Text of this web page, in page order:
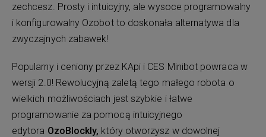
zechcesz. Prosty i intuicyjny, ale wysoce programowalny
i konfigurowalny Ozobot to doskonała alternatywa dla
zwyczajnych zabawek!
Popularny i ceniony przez KApi i CES Minibot powraca w
wersji 2.0! Rewolucyjną zaletą tego małego robota o
wielkich możliwościach jest szybkie i łatwe
programowanie za pomocą intuicyjnego
edytora OzoBlockly, który otworzysz w dowolnej